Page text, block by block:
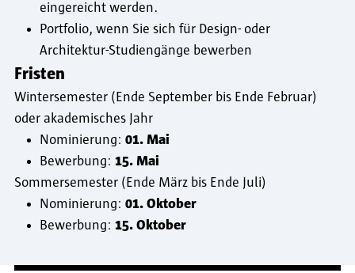
eingereicht werden.
Portfolio, wenn Sie sich für Design- oder
Architektur-Studiengänge bewerben
Fristen
Wintersemester (Ende September bis Ende Februar)
oder akademisches Jahr
Nominierung: 01. Mai
Bewerbung: 15. Mai
Sommersemester (Ende März bis Ende Juli)
Nominierung: 01. Oktober
Bewerbung: 15. Oktober